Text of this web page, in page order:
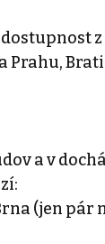
z
Prahu,
a v
(jen pár